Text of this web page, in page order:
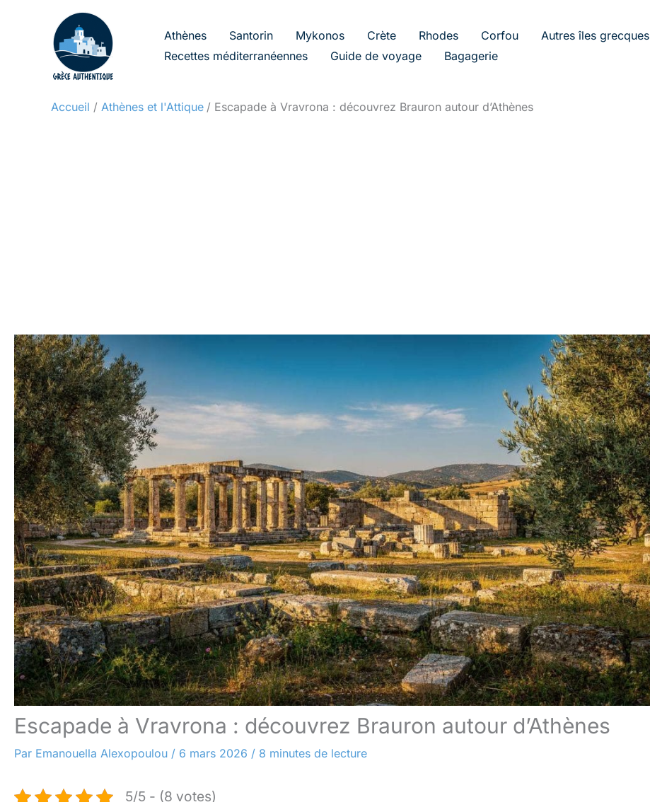
Athènes Santorin Mykonos Crète Rhodes Corfou Autres îles grecques
Recettes méditerranéennes
Guide de voyage Bagagerie
Accueil Athènes et l'Attique Escapade à Vravrona : découvrez Brauron autour d’Athènes
Escapade à Vravrona : découvrez Brauron autour d’Athènes
Par Emanouella Alexopoulou / 6 mars 2026 / 8 minutes de lecture
5/5 - (8 votes)